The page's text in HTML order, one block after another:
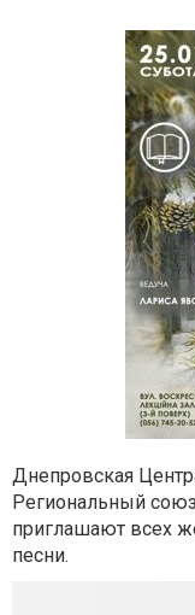
Днепровская
Региональный
приглашают всех
песни.